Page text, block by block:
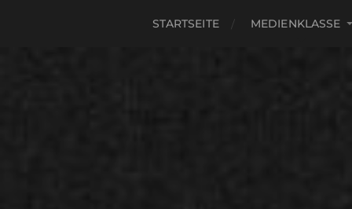
STARTSEITE MEDIENKLASSE